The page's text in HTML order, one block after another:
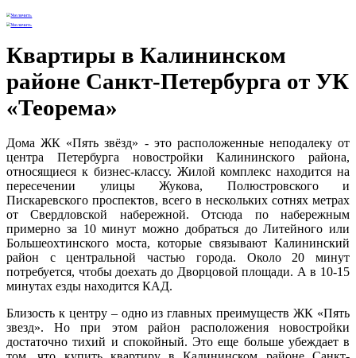
Квартиры в Калининском
районе Санкт-Петербурга от УК
«Теорема»
Дома ЖК «Пять звёзд» - это расположенные неподалеку от
центра Петербурга новостройки Калининского района,
относящиеся к бизнес-классу. Жилой комплекс находится на
пересечении улицы Жукова, Полюстровского и
Пискаревского проспектов, всего в нескольких сотнях метрах
от Свердловской набережной. Отсюда по набережным
примерно за 10 минут можно добраться до Литейного или
Большеохтинского моста, которые связывают Калининский
район с центральной частью города. Около 20 минут
потребуется, чтобы доехать до Дворцовой площади. А в 10-15
минутах езды находится КАД.
Близость к центру – одно из главных преимуществ ЖК «Пять
звезд». Но при этом район расположения новостройки
достаточно тихий и спокойный. Это еще больше убеждает в